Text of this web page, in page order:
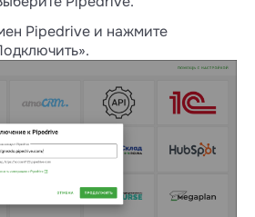
Pipedrive и нажмите